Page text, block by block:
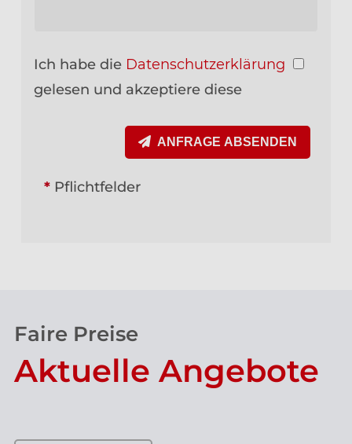
Ich habe die Datenschutzerklärung
gelesen und akzeptiere diese
ANFRAGE ABSENDEN
*Pflichtfelder
Faire Preise
Aktuelle Angebote